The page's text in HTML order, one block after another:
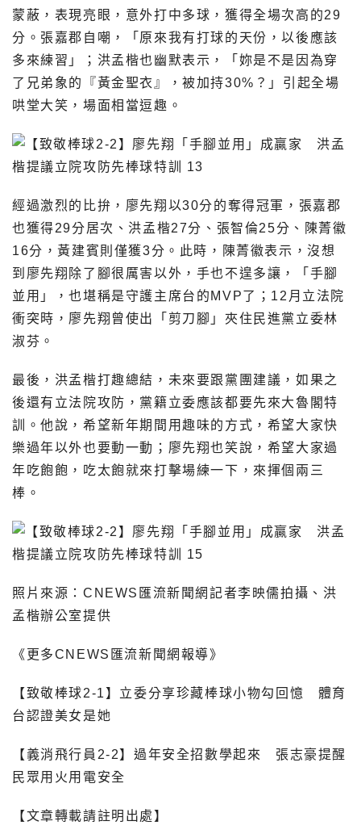
蒙蔽，表現亮眼，意外打中多球，獲得全場次高的29
分。張嘉郡自嘲，「原來我有打球的天份，以後應該
多來練習」；洪孟楷也幽默表示，「妳是不是因為穿
了兄弟象的『黃金聖衣』，被加持30%？」引起全場
哄堂大笑，場面相當逗趣。
經過激烈的比拚，廖先翔以30分的奪得冠軍，張嘉郡
也獲得29分居次、洪孟楷27分、張智倫25分、陳菁徽
16分，黃建賓則僅獲3分。此時，陳菁徽表示，沒想
到廖先翔除了腳很厲害以外，手也不遑多讓，「手腳
並用」，也堪稱是守護主席台的MVP了；12月立法院
衝突時，廖先翔曾使出「剪刀腳」夾住民進黨立委林
淑芬。
最後，洪孟楷打趣總結，未來要跟黨團建議，如果之
後還有立法院攻防，黨籍立委應該都要先來大魯閣特
訓。他說，希望新年期間用趣味的方式，希望大家快
樂過年以外也要動一動；廖先翔也笑說，希望大家過
年吃飽飽，吃太飽就來打擊場練一下，來揮個兩三
棒。
照片來源：CNEWS匯流新聞網記者李映儒拍攝、洪
孟楷辦公室提供
《更多CNEWS匯流新聞網報導》
【致敬棒球2-1】立委分享珍藏棒球小物勾回憶 體育
台認證美女是她
【義消飛行員2-2】過年安全招數學起來 張志豪提醒
民眾用火用電安全
【文章轉載請註明出處】